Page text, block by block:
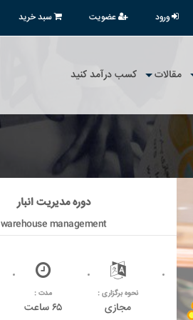
ورود عضویت سبد خرید
مقالات کسب درآمد کنید
دوره مدیریت انبار
warehouse management
نحوه برگزاری :
مجازی
مدت :
۶۵ ساعت